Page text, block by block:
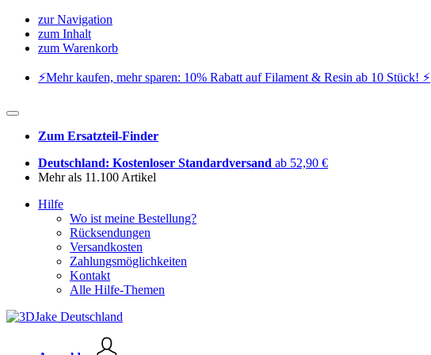
zur Navigation
zum Inhalt
zum Warenkorb
⚡️Mehr kaufen, mehr sparen: 10% Rabatt auf Filament & Resin ab 10 Stück! ⚡️
Zum Ersatzteil-Finder
Deutschland: Kostenloser Standardversand ab 52,90 €
Mehr als 11.100 Artikel
Hilfe
Wo ist meine Bestellung?
Rücksendungen
Versandkosten
Zahlungsmöglichkeiten
Kontakt
Alle Hilfe-Themen